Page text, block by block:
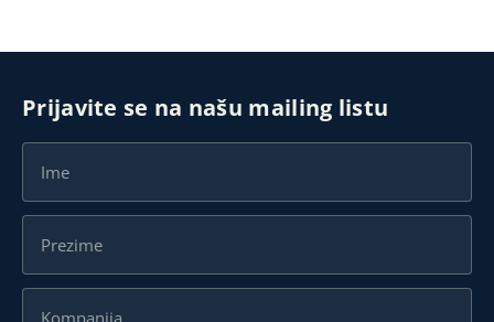
Prijavite se na našu mailing listu